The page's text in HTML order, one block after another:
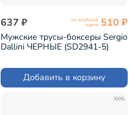
637 ₽ по клубной
карте 510 ₽
Мужские трусы-боксеры Sergio
Dallini ЧЕРНЫЕ (SD2941-5)
Добавить в корзину
XXXL